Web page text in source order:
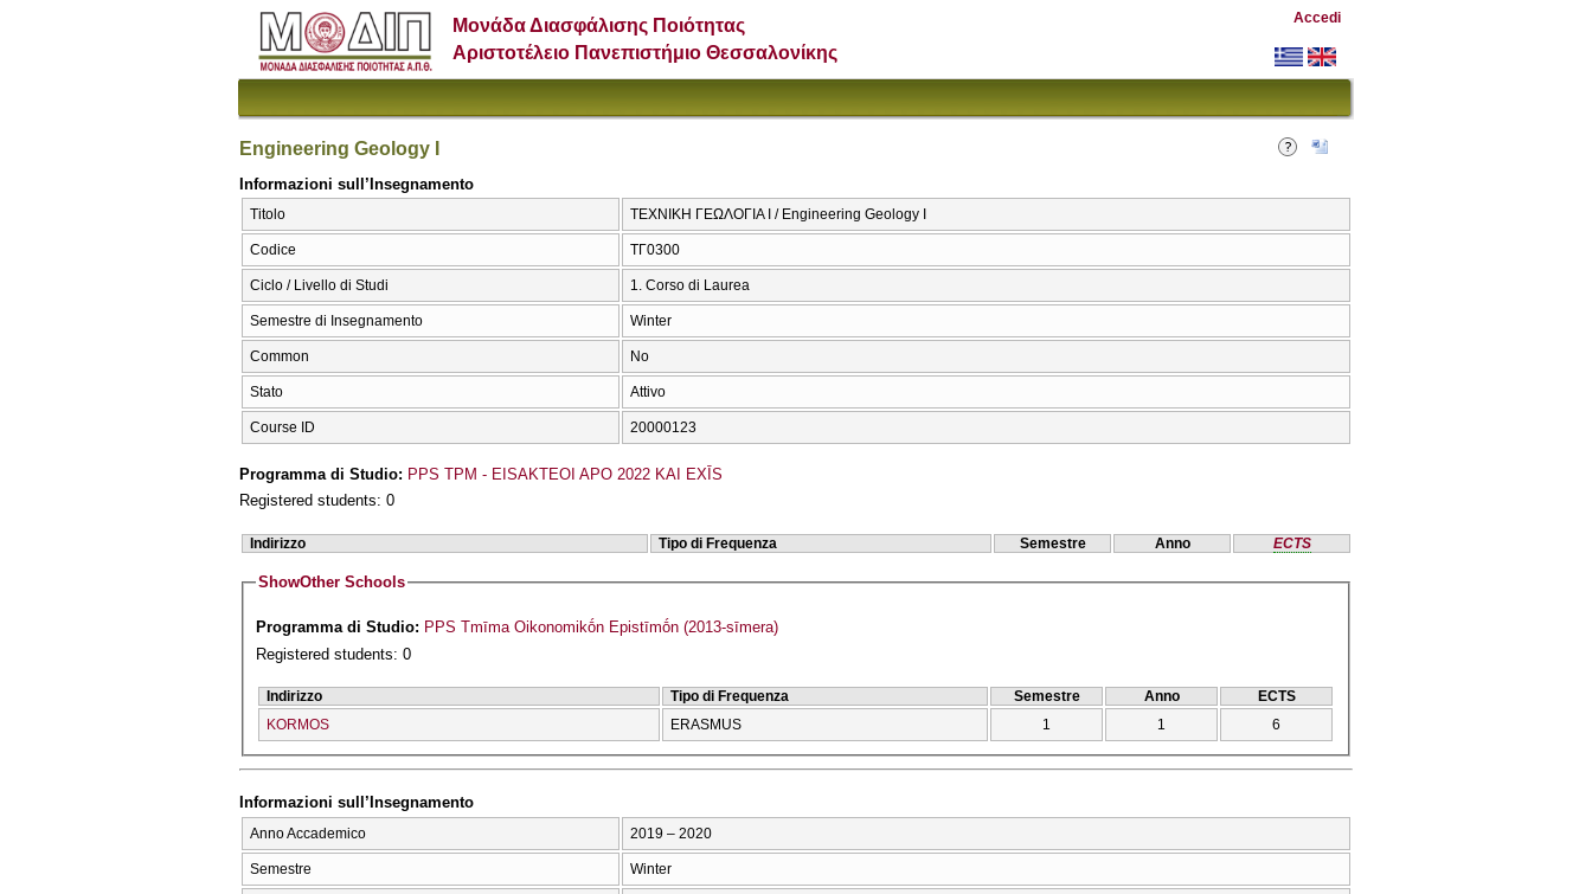
Μονάδα Διασφάλισης Ποιότητας
Αριστοτέλειο Πανεπιστήμιο Θεσσαλονίκης
Accedi
Engineering Geology I
Informazioni sull’Insegnamento
Titolo ΤΕΧΝΙΚΗ ΓΕΩΛΟΓΙΑ Ι / Engineering Geology I
Codice ΤΓ0300
Ciclo / Livello di Studi 1. Corso di Laurea
Semestre di Insegnamento Winter
Common No
Stato Attivo
Course ID 20000123
Programma di Studio: PPS TPM - EISAKTEOI APO 2022 KAI EXĪS
Registered students: 0
Indirizzo Tipo di Frequenza Semestre Anno ECTS
ShowOther Schools
Programma di Studio: PPS Tmīma Oikonomikṓn Epistīmṓn (2013-sīmera)
Registered students: 0
Indirizzo Tipo di Frequenza Semestre Anno
ECTS
KORMOS
ERASMUS 1 1 6
Informazioni sull’Insegnamento
Anno Accademico 2019 – 2020
Semestre Winter